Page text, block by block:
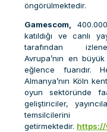
öngörülmektedir.
Gamescom,
katıldığı ve canlı
tarafından
Avrupa’nın en
eğlence fuarıdır.
Almanya’nın Köln
oyun sektöründe
geliştiriciler,
getirmektedir. https://